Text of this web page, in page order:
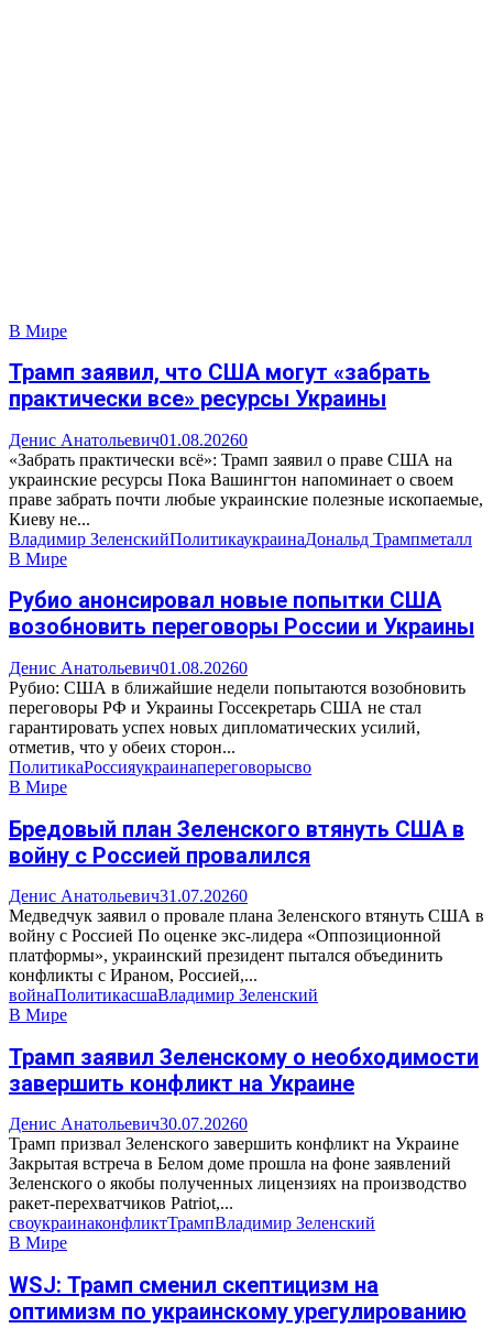
В Мире
Трамп заявил, что США могут «забрать
практически все» ресурсы Украины
Денис Анатольевич01.08.20260
«Забрать практически всё»: Трамп заявил о праве США на
украинские ресурсы Пока Вашингтон напоминает о своем
праве забрать почти любые украинские полезные ископаемые,
Киеву не...
Владимир ЗеленскийПолитикаукраинаДональд Трампметалл
В Мире
Рубио анонсировал новые попытки США
возобновить переговоры России и Украины
Денис Анатольевич01.08.20260
Рубио: США в ближайшие недели попытаются возобновить
переговоры РФ и Украины Госсекретарь США не стал
гарантировать успех новых дипломатических усилий,
отметив, что у обеих сторон...
ПолитикаРоссияукраинапереговорысво
В Мире
Бредовый план Зеленского втянуть США в
войну с Россией провалился
Денис Анатольевич31.07.20260
Медведчук заявил о провале плана Зеленского втянуть США в
войну с Россией По оценке экс-лидера «Оппозиционной
платформы», украинский президент пытался объединить
конфликты с Ираном, Россией,...
войнаПолитикасшаВладимир Зеленский
В Мире
Трамп заявил Зеленскому о необходимости
завершить конфликт на Украине
Денис Анатольевич30.07.20260
Трамп призвал Зеленского завершить конфликт на Украине
Закрытая встреча в Белом доме прошла на фоне заявлений
Зеленского о якобы полученных лицензиях на производство
ракет-перехватчиков Patriot,...
своукраинаконфликтТрампВладимир Зеленский
В Мире
WSJ: Трамп сменил скептицизм на
оптимизм по украинскому урегулированию